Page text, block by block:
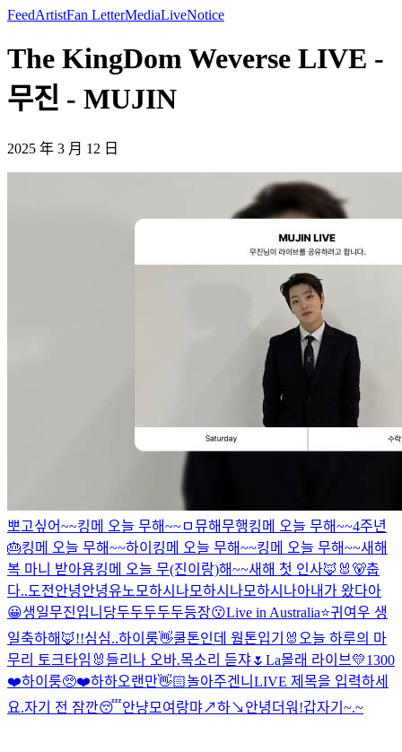
FeedArtistFan LetterMediaLiveNotice
The KingDom Weverse LIVE -
무진 - MUJIN
2025 年 3 月 12 日
뽀고싶어~~킹메 오늘 무해~~ㅁ뮤해무행킹메 오늘 무해~~4주년
🎂킹메 오늘 무해~~하이 킹메 오늘 무해~~킹메 오늘 무해~~새해
복 마니 받아용킹메 오늘 무(진이랑)해~~새해 첫 인사🦊🐰🐻춥
다..도전안녕안녕유노 모하시나모하시나모하시나아내가 왔다아
😀생일무진입니당두두두두두등장😗Live in Australia⭐️귀여우 생
일축하해🦊!!심심..하이룽👋쿨톤인데 웜톤입기 🐰오늘 하루의 마
무리 토크타임🐰들리나 오바.목소리 듣쟈🌷 La몰래 라이브💛1300
❤️하이룽🥺❤️하하오랜만👋🏻놀아주겐니 LIVE 제목을 입력하세
요.자기 전 잠깐😴안냥모여랑먀↗️하↘️안녕더워!갑자기~.~